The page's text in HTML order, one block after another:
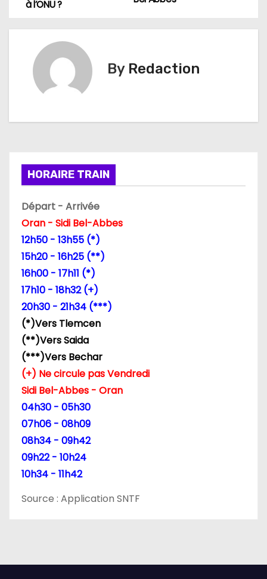
v
t
o
n
d
e
a
r
t
c
e
à l’ONU ?
By Redaction
HORAIRE TRAIN
Départ - Arrivée
Oran - Sidi Bel-Abbes
12h50 - 13h55 (*)
15h20 - 16h25 (**)
16h00 - 17h11 (*)
17h10 - 18h32 (+)
20h30 - 21h34 (***)
(*)Vers Tlemcen
(**)Vers Saida
(***)Vers Bechar
(+) Ne circule pas Vendredi
Sidi Bel-Abbes - Oran
04h30 - 05h30
07h06 - 08h09
08h34 - 09h42
09h22 - 10h24
10h34 - 11h42
Source : Application SNTF